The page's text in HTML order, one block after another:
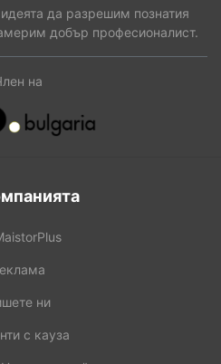
да разрешим познатия
добър професионалист.
на
ни
с кауза